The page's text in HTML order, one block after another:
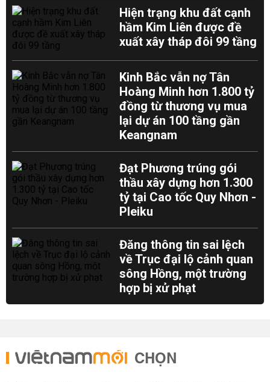
Hiện trạng khu đất cạnh
hầm Kim Liên được đề
xuất xây tháp đôi 99 tầng
Kinh Bắc vẫn nợ Tân
Hoàng Minh hơn 1.800 tỷ
đồng từ thương vụ mua
lại dự án 100 tầng gần
Keangnam
Đạt Phương trúng gói
thầu xây dựng hơn 1.300
tỷ tại Cao tốc Quy Nhơn -
Pleiku
Đăng thông tin sai lệch
về Trục đại lộ cảnh quan
sông Hồng, một trường
hợp bị xử phạt
CHỌN